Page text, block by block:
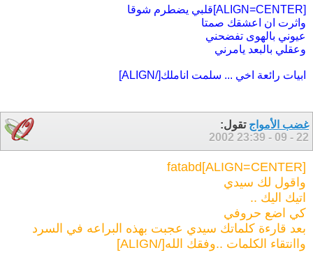
[ALIGN=CENTER]قلبي يضطرم شوقا
واثرت ان اعشقك صمتا
عيوني بالهوى تفضحني
وعقلي بالبعد يامرني
ابيات رائعة اخي ... سلمت اناملك[/ALIGN]
غضب الأمواج تقول:
22 - 09 - 2002
23:39
[ALIGN=CENTER]fatabd
واقول لك سيدي
اتيك اليك ..
كي اضع حروفي
بعد قارءة كلماتك سيدي عجبت بهذه البراعه في السرد
واانتقاء الكلمات ..وفقك الله[/ALIGN]